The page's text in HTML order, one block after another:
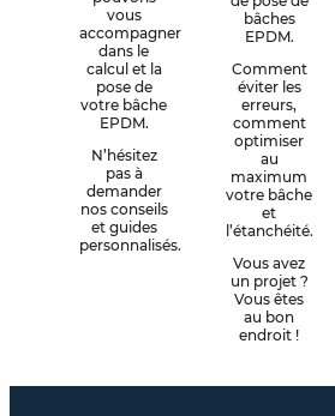
vous
accompagner
dans le
calcul et la
pose de
votre bâche
EPDM.
N’hésitez
pas à
demander
nos conseils
et guides
personnalisés.
bâches
EPDM.
Comment
éviter les
erreurs,
comment
optimiser
au
maximum
votre bâche
et
l’étanchéité.
Vous avez
un projet ?
Vous êtes
au bon
endroit !